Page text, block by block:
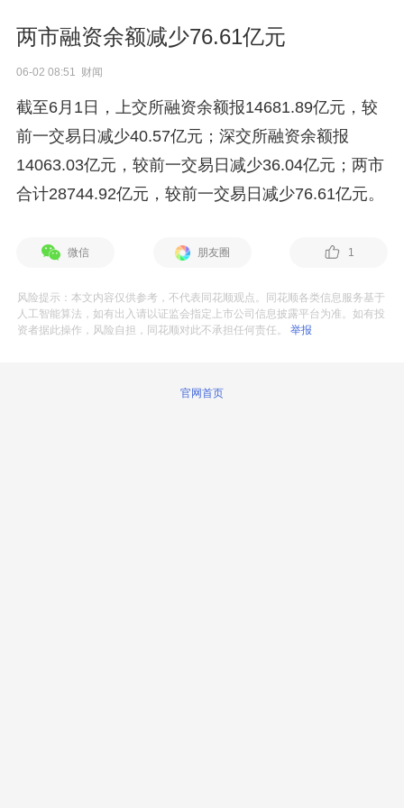
两市融资余额减少76.61亿元
06-02 08:51 财闻
截至6月1日，上交所融资余额报14681.89亿元，较
前一交易日减少40.57亿元；深交所融资余额报
14063.03亿元，较前一交易日减少36.04亿元；两市
合计28744.92亿元，较前一交易日减少76.61亿元。
微信 朋友圈 1
风险提示：本文内容仅供参考，不代表同花顺观点。同花顺各类信息服务基于
人工智能算法，如有出入请以证监会指定上市公司信息披露平台为准。如有投
资者据此操作，风险自担，同花顺对此不承担任何责任。举报
官网首页